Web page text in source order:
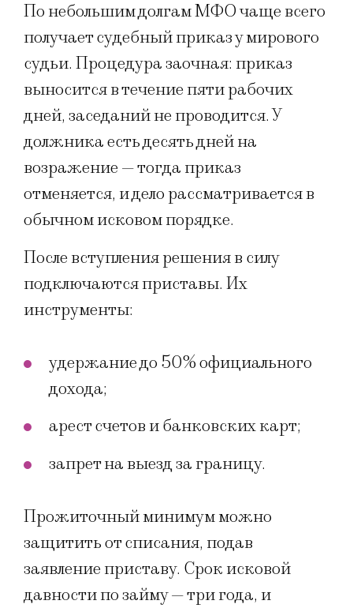
По небольшим долгам МФО чаще всего
получает судебный приказ у мирового
судьи. Процедура заочная: приказ
выносится в течение пяти рабочих
дней, заседаний не проводится. У
должника есть десять дней на
возражение — тогда приказ
отменяется, и дело рассматривается в
обычном исковом порядке.
После вступления решения в силу
подключаются приставы. Их
инструменты:
удержание до 50% официального
дохода;
арест счетов и банковских карт;
запрет на выезд за границу.
Прожиточный минимум можно
защитить от списания, подав
заявление приставу. Срок исковой
давности по займу — три года, и